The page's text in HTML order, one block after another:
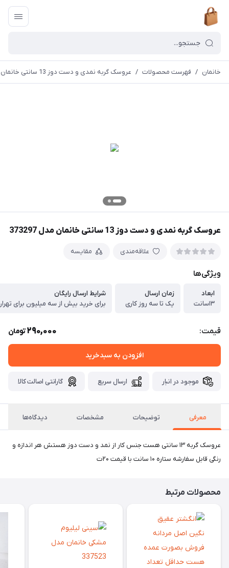
خانمان / فهرست محصولات / عروسک گربه نمدی و دست دوز 13 سانتی خانمان مدل 373297
عروسک گربه نمدی و دست دوز 13 سانتی خانمان مدل 373297
علاقه‌مندی مقایسه
ویژگی‌ها
ابعاد
۱۳سانت
زمان ارسال
یک تا سه روز کاری
شرایط ارسال رایگان
برای خرید بیش از سه میلیون برای
قیمت: 290,000تومان
افزودن به سبدخرید
موجود در انبار ارسال سریع گارانتی اصالت کالا
معرفی توضیحات مشخصات دیدگاه‌ها
عروسک گربه ۱۳ سانتی هست جنس کار از نمد و دست دوز هستش هر اندازه و
رنگی قابل سفارشه ستاره ۱۰ سانت با قیمت ۲۰ت
محصولات مرتبط